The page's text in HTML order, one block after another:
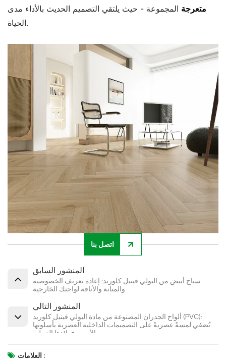
متعرجة المجموعة - حيث يلتقي التصميم الحديث بالأداء مدى
الحياة.
اتصل بنا
المنشور السابق
سياج أبيض من البولي فينيل كلوريد: إعادة تعريف الخصوصية
والمتانة والأناقة لواحتك الخارجية
المنشور التالي
ألواح الجدران المصنوعة من مادة البولي فينيل كلوريد (PVC):
تُضفي لمسةً عصريةً على التصميمات الداخلية العصرية بأسلوبها
الأنيق وفوائدها العملية
العلامات :